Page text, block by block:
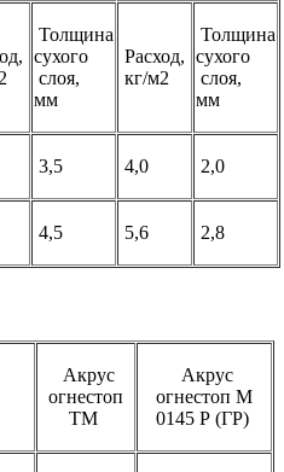
Толщина
сухого
слоя,
мм
Расход,
кг/м2
Толщина
сухого
слоя,
мм
3,5 4,0 2,0
4,5 5,6 2,8
Акрус
огнестоп
ТМ
Акрус
огнестоп М
0145 Р (ГР)